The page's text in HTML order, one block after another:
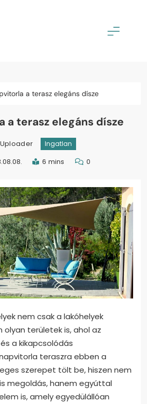
a terasz elegáns dísze
a terasz elegáns dísze
Uploader Ingatlan
6 mins 0
nem csak a lakóhelyek
olyan területek is, ahol az
a kikapcsolódás
teraszra ebben a
szerepet tölt be, hiszen nem
megoldás, hanem egyúttal
is, amely egyedülállóan